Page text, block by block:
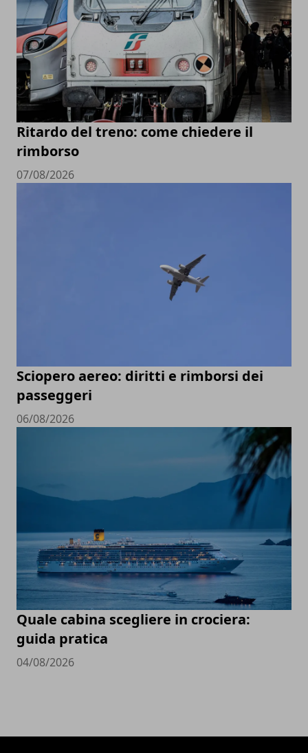
Ritardo del treno: come chiedere il
rimborso
07/08/2026
Sciopero aereo: diritti e rimborsi dei
passeggeri
06/08/2026
Quale cabina scegliere in crociera:
guida pratica
04/08/2026